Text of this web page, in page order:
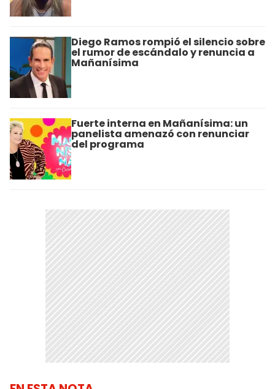
Diego Ramos rompió el silencio sobre
el rumor de escándalo y renuncia a
Mañanísima
Fuerte interna en Mañanísima: un
panelista amenazó con renunciar
del programa